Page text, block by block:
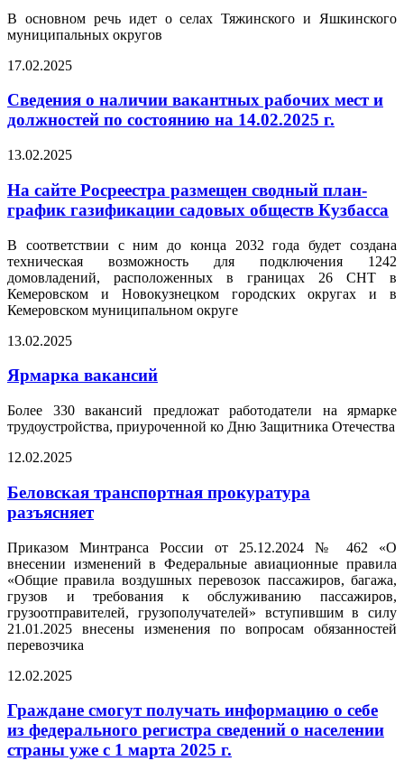
В основном речь идет о селах Тяжинского и Яшкинского
муниципальных округов
17.02.2025
Сведения о наличии вакантных рабочих мест и
должностей по состоянию на 14.02.2025 г.
13.02.2025
На сайте Росреестра размещен сводный план-
график газификации садовых обществ Кузбасса
В соответствии с ним до конца 2032 года будет создана
техническая возможность для подключения 1242
домовладений, расположенных в границах 26 СНТ в
Кемеровском и Новокузнецком городских округах и в
Кемеровском муниципальном округе
13.02.2025
Ярмарка вакансий
Более 330 вакансий предложат работодатели на ярмарке
трудоустройства, приуроченной ко Дню Защитника Отечества
12.02.2025
Беловская транспортная прокуратура
разъясняет
Приказом Минтранса России от 25.12.2024 № 462 «О
внесении изменений в Федеральные авиационные правила
«Общие правила воздушных перевозок пассажиров, багажа,
грузов и требования к обслуживанию пассажиров,
грузоотправителей, грузополучателей» вступившим в силу
21.01.2025 внесены изменения по вопросам обязанностей
перевозчика
12.02.2025
Граждане смогут получать информацию о себе
из федерального регистра сведений о населении
страны уже с 1 марта 2025 г.